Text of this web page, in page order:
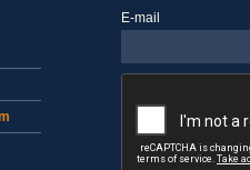
E-mail